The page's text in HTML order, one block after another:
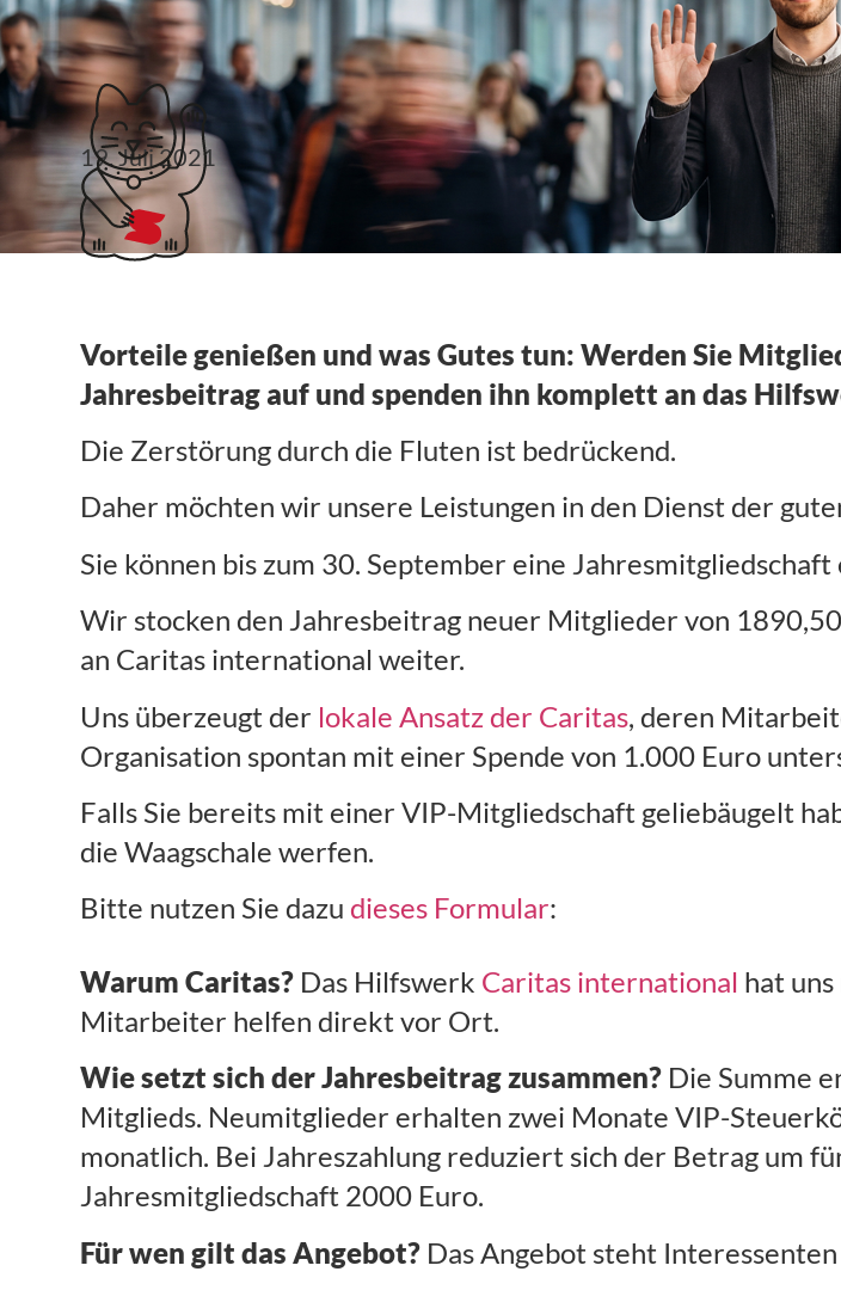
VIP: Fluthilfe – Wir leiten um!
19. Juli 2021
Vorteile genießen und was Gutes tun: Werden Sie
Jahresbeitrag auf und spenden ihn komplett an das
Die Zerstörung durch die Fluten ist bedrückend.
Daher möchten wir unsere Leistungen in den Dienst der
Sie können bis zum 30. September eine
Wir stocken den Jahresbeitrag neuer Mitglieder von
an Caritas international weiter.
Uns überzeugt der lokale Ansatz der Caritas, deren
Organisation spontan mit einer Spende von 1.000 Euro
Falls Sie bereits mit einer VIP-Mitgliedschaft geliebäugelt
die Waagschale werfen.
Bitte nutzen Sie dazudieses Formular:
Warum Caritas? Das Hilfswerk Caritas international hat
Mitarbeiter helfen direkt vor Ort.
Wie setzt sich der Jahresbeitrag zusammen? Die Summe
Mitglieds. Neumitglieder erhalten zwei Monate VIP-
monatlich. Bei Jahreszahlung reduziert sich der Betrag um
Jahresmitgliedschaft 2000 Euro.
Für wen gilt das Angebot? Das Angebot steht